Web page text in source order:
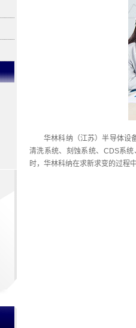
华林科纳（江苏）半导体设
清洗系统、刻蚀系统、CDS系
时，华林科纳在求新求变的过程